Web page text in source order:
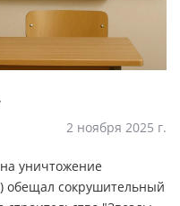
2 ноября 2025 г.
уничтожение
обещал сокрушительный